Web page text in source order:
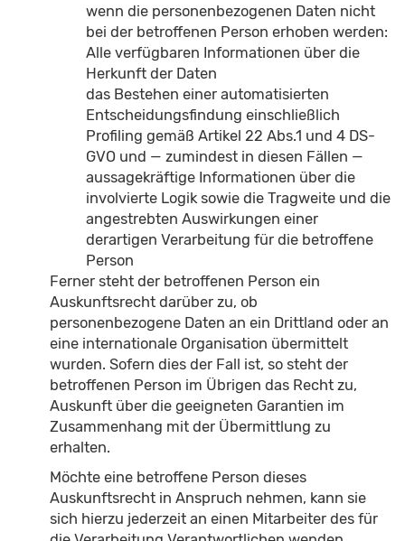
wenn die personenbezogenen Daten nicht
bei der betroffenen Person erhoben werden:
Alle verfügbaren Informationen über die
Herkunft der Daten
das Bestehen einer automatisierten
Entscheidungsfindung einschließlich
Profiling gemäß Artikel 22 Abs.1 und 4 DS-
GVO und — zumindest in diesen Fällen —
aussagekräftige Informationen über die
involvierte Logik sowie die Tragweite und die
angestrebten Auswirkungen einer
derartigen Verarbeitung für die betroffene
Person
Ferner steht der betroffenen Person ein
Auskunftsrecht darüber zu, ob
personenbezogene Daten an ein Drittland oder an
eine internationale Organisation übermittelt
wurden. Sofern dies der Fall ist, so steht der
betroffenen Person im Übrigen das Recht zu,
Auskunft über die geeigneten Garantien im
Zusammenhang mit der Übermittlung zu
erhalten.
Möchte eine betroffene Person dieses
Auskunftsrecht in Anspruch nehmen, kann sie
sich hierzu jederzeit an einen Mitarbeiter des für